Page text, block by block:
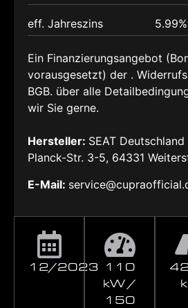
12/2023 110
kW /
150
eff. Jahreszins 5.99%
Ein Finanzierungsangebot
vorausgesetzt) der .
BGB. über alle
wir Sie gerne.
Hersteller: SEAT
Planck-Str. 3-5, 64331
E-Mail: